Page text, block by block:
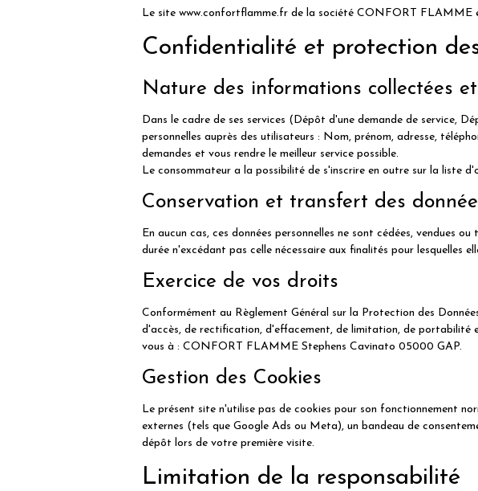
Le site www.confortflamme.fr de la société CONFORT
Confidentialité et protection
Nature des informations collectées
Dans le cadre de ses services (Dépôt d'une demande de service,
personnelles auprès des utilisateurs : Nom, prénom, adresse,
demandes et vous rendre le meilleur service possible.
Le consommateur a la possibilité de s'inscrire en outre sur la liste
Conservation et transfert des
En aucun cas, ces données personnelles ne sont cédées, vendues
durée n'excédant pas celle nécessaire aux finalités pour lesquelles
Exercice de vos droits
Conformément au Règlement Général sur la Protection des
d'accès, de rectification, d'effacement, de limitation, de portabilité
vous à : CONFORT FLAMME Stephens Cavinato 05000 GAP.
Gestion des Cookies
Le présent site n'utilise pas de cookies pour son fonctionnement
externes (tels que Google Ads ou Meta), un bandeau de
dépôt lors de votre première visite.
Limitation de la responsabilité